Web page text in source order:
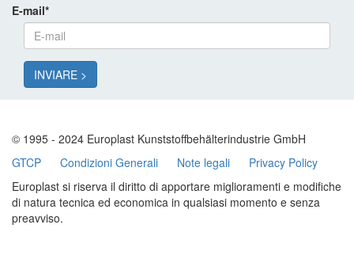
E-mail*
© 1995 - 2024 Europlast Kunststoffbehälterindustrie GmbH
GTCP
Condizioni Generali Note legali
Privacy Policy
Europlast si riserva il diritto di apportare miglioramenti e modifiche
di natura tecnica ed economica in qualsiasi momento e senza
preavviso.